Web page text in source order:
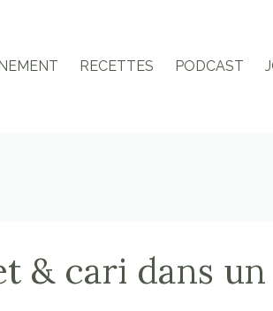
RECETTES PODCAST
& cari dans un